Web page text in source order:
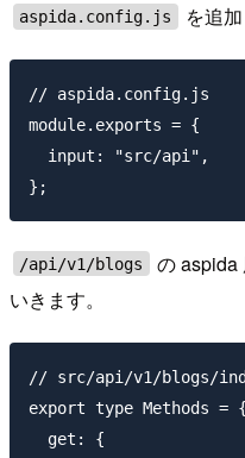
aspida.config.js を追加
// aspida.config.js
module.exports = {
  input: "src/api",
/api/v1/blogs
の aspida
いきます。
// src/api/v1/blogs/
export type Methods = {
  get: {